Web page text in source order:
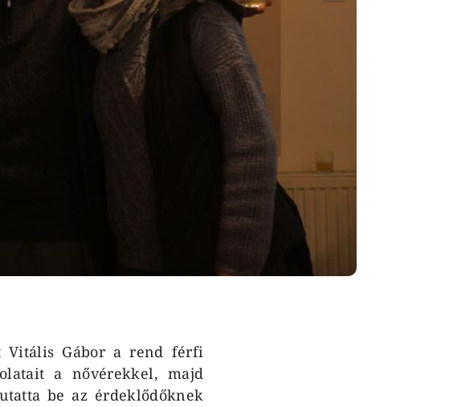
Vitális Gábor a rend férfi
a nővérekkel, majd
be az érdeklődőknek